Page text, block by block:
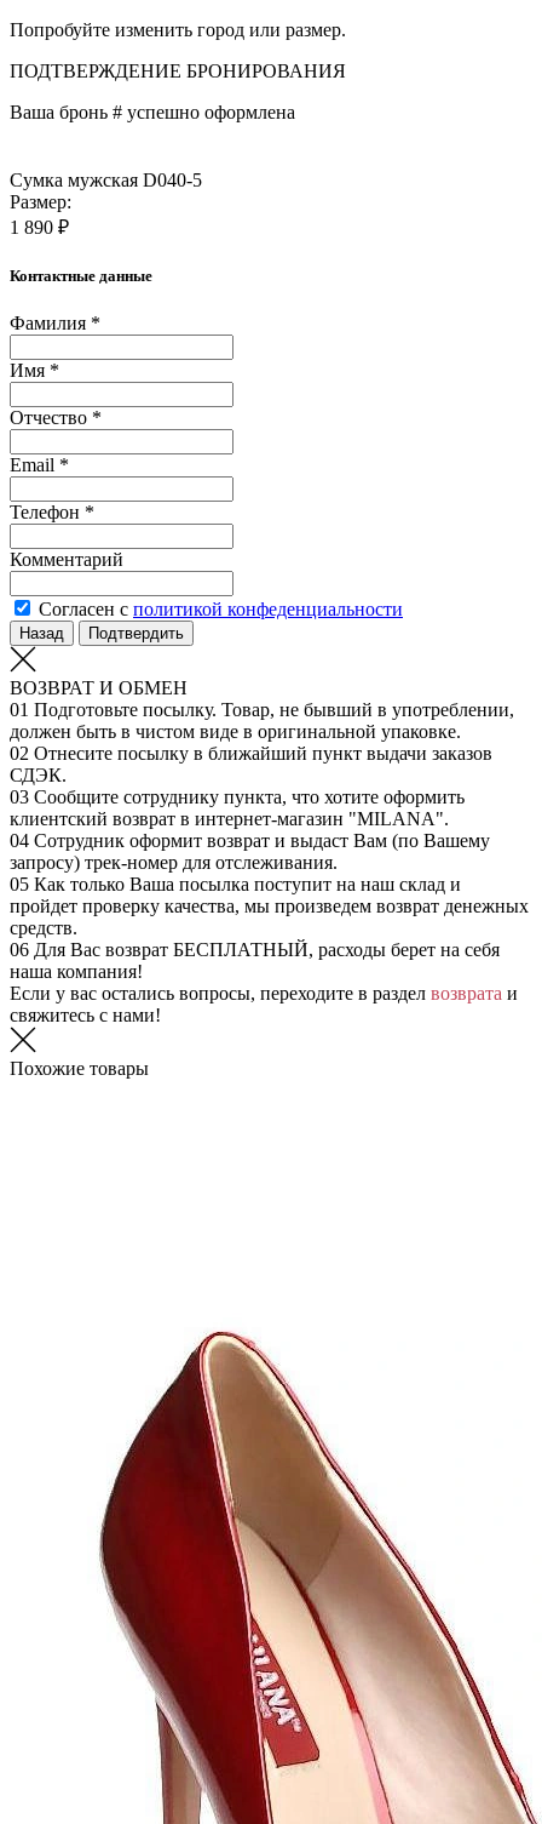
Попробуйте изменить город или размер.
ПОДТВЕРЖДЕНИЕ БРОНИРОВАНИЯ
Ваша бронь # успешно оформлена
Сумка мужская D040-5
Размер:
1 890 ₽
Контактные данные
Фамилия *
Имя *
Отчество *
Email *
Телефон *
Комментарий
Согласен с политикой конфеденциальности
Назад Подтвердить
ВОЗВРАТ И ОБМЕН
01 Подготовьте посылку. Товар, не бывший в употреблении,
должен быть в чистом виде в оригинальной упаковке.
02 Отнесите посылку в ближайший пункт выдачи заказов
СДЭК.
03 Сообщите сотруднику пункта, что хотите оформить
клиентский возврат в интернет-магазин "MILANA".
04 Сотрудник оформит возврат и выдаст Вам (по Вашему
запросу) трек-номер для отслеживания.
05 Как только Ваша посылка поступит на наш склад и
пройдет проверку качества, мы произведем возврат денежных
средств.
06 Для Вас возврат БЕСПЛАТНЫЙ, расходы берет на себя
наша компания!
Если у вас остались вопросы, переходите в раздел возврата и
свяжитесь с нами!
Похожие товары